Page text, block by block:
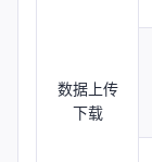
数据上传
下载